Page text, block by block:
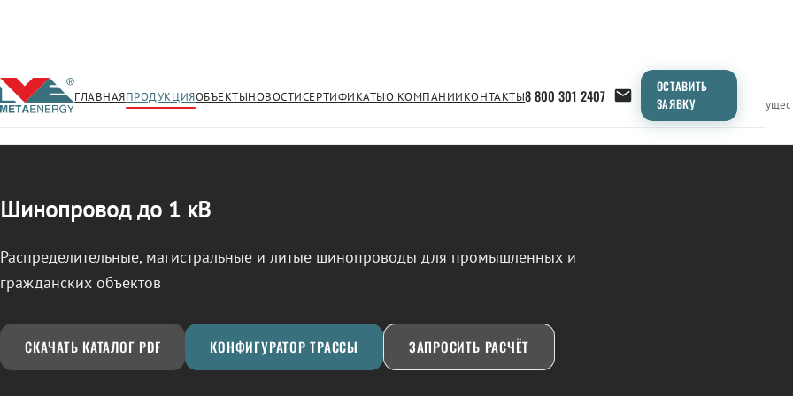
ГЛАВНАЯПРОДУКЦИЯОБЪЕКТЫНОВОСТИСЕРТИФИКАТЫО КОМПАНИИКОНТАКТЫ8 800 301 2407
ОСТАВИТЬ
ЗАЯВКУ
← Продукция/ШИНОПРОВОД Применение Продукция ТипоразмерыСравнение
Шинопровод до 1 кВ
Распределительные, магистральные и литые шинопроводы для промышленных и
гражданских объектов
СКАЧАТЬ КАТАЛОГ PDF КОНФИГУРАТОР ТРАССЫ ЗАПРОСИТЬ РАСЧЁТ